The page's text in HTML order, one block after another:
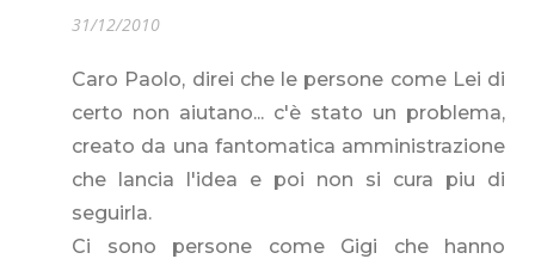
31/12/2010
Caro Paolo, direi che le persone come Lei di
certo non aiutano... c'è stato un problema,
creato da una fantomatica amministrazione
che lancia l'idea e poi non si cura piu di
seguirla.
Ci sono persone come Gigi che hanno